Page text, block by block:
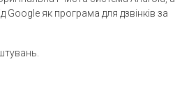
як програма для дзвінків за